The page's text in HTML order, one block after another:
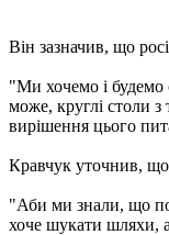
Він зазначив, що
"Ми хочемо і будемо
може, круглі столи
вирішення цього
Кравчук уточнив, що
"Аби ми знали, що
хоче шукати шляхи,